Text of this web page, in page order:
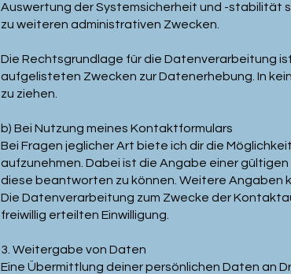
Auswertung der Systemsicherheit und -stabilität
zu weiteren administrativen Zwecken.
Die Rechtsgrundlage für die Datenverarbeitung
aufgelisteten Zwecken zur Datenerhebung. In
zu ziehen.
b) Bei Nutzung meines Kontaktformulars
Bei Fragen jeglicher Art biete ich dir die
aufzunehmen. Dabei ist die Angabe einer
diese beantworten zu können. Weitere Angaben
Die Datenverarbeitung zum Zwecke der
freiwillig erteilten Einwilligung.
3. Weitergabe von Daten
Eine Übermittlung deiner persönlichen Daten an